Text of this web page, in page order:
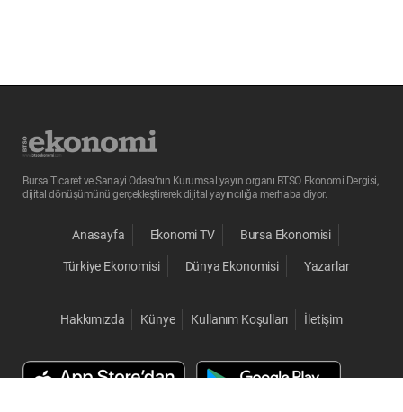
Bursa Ticaret ve Sanayi Odası’nın Kurumsal yayın organı BTSO Ekonomi Dergisi,
dijital dönüşümünü gerçekleştirerek dijital yayıncılığa merhaba diyor.
Anasayfa Ekonomi TV Bursa Ekonomisi
Türkiye Ekonomisi Dünya Ekonomisi Yazarlar
Hakkımızda Künye Kullanım Koşulları İletişim